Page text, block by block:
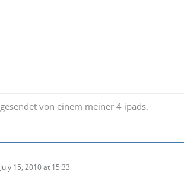
gesendet von einem meiner 4 ipads.
July 15, 2010 at 15:33